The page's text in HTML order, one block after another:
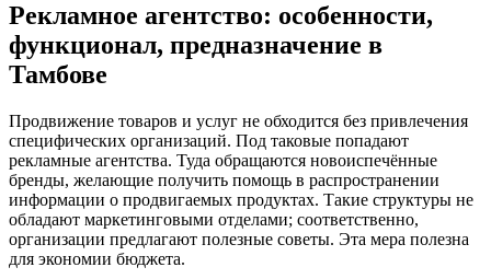
Рекламное агентство: особенности,
функционал, предназначение в
Тамбове
Продвижение товаров и услуг не обходится без привлечения
специфических организаций. Под таковые попадают
рекламные агентства. Туда обращаются новоиспечённые
бренды, желающие получить помощь в распространении
информации о продвигаемых продуктах. Такие структуры не
обладают маркетинговыми отделами; соответственно,
организации предлагают полезные советы. Эта мера полезна
для экономии бюджета.